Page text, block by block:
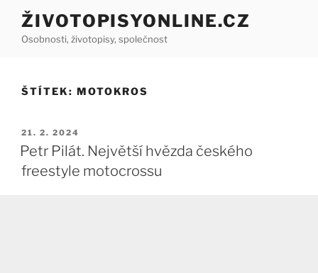
Přejít
obsahu
ŽIVOTOPISYONLINE.CZ
Osobnosti, životopisy, společnost
ŠTÍTEK: MOTOKROS
PUBLIKOVÁNO
21. 2. 2024
Petr Pilát. Největší hvězda českého
freestyle motocrossu